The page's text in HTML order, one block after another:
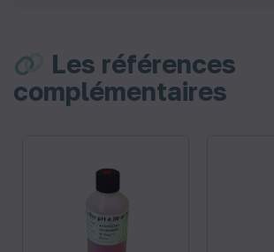
Les références
complémentaires